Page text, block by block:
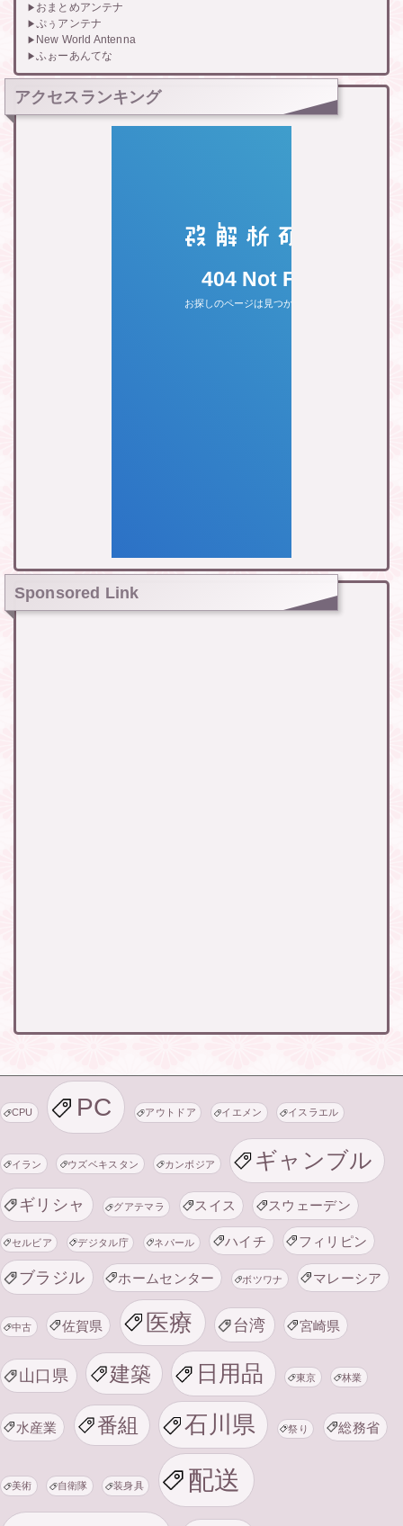
おまとめアンテナ
ぷぅアンテナ
New World Antenna
ふぉーあんてな
アクセスランキング
Sponsored Link
CPU PC アウトドア イエメン イスラエル
イラン ウズベキスタン カンボジア ギャンブル
ギリシャ グアテマラ スイス スウェーデン
セルビア デジタル庁 ネパール ハイチ フィリピン
ブラジル ホームセンター ボツワナ マレーシア
中古 佐賀県 医療 台湾 宮崎県
山口県 建築 日用品 東京 林業
水産業 番組 石川県 祭り 総務省
美術 自衛隊 装身具 配送